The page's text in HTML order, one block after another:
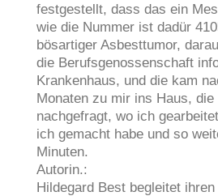
festgestellt, dass das ein
wie die Nummer ist dadür
bösartiger Asbesttumor,
die Berufsgenossenschaft
Krankenhaus, und die kam
Monaten zu mir ins Haus, die
nachgefragt, wo ich
ich gemacht habe und so
Minuten.
Autorin.:
Hildegard Best begleitet